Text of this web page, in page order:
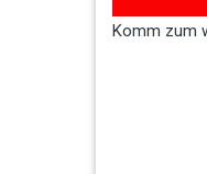
Komm zum